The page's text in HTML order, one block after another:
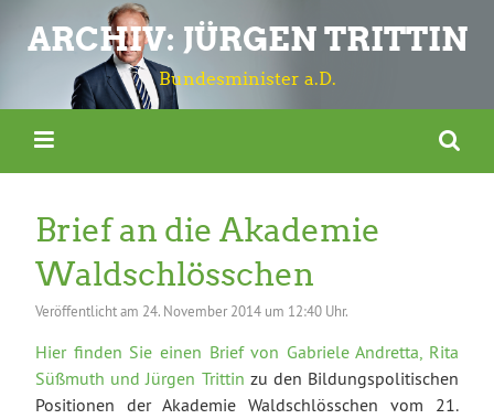
ARCHIV: JÜRGEN TRITTIN
Bundesminister a.D.
Brief an die Akademie
Waldschlösschen
Veröffentlicht am 24. November 2014 um 12:40 Uhr.
Hier finden Sie einen Brief von Gabriele Andretta, Rita
Süßmuth und Jürgen Trittin zu den Bildungspolitischen
Positionen der Akademie Waldschlösschen vom 21.